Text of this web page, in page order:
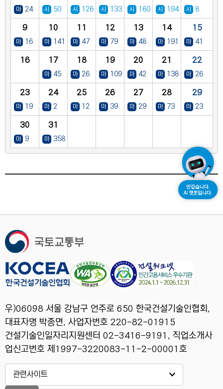
마감
24 시작
50 시작126 시작133 시작160 시작194 시작
8
9
마감
16
10
마감
141
11
마감
47
12
마감
79
13
마감
48
14
마감
191
15
마감
41
16 17
마감
45
18
마감
26
19
마감109
20
마감
42
21
마감138
22
마감
26
23
마감
19
24
마감
2
25
마감
12
26
마감
39
27
마감
29
28
마감
73
29
마감
23
30
마감
9
31
마감358
우)06098 서울 강남구 언주로 650 한국건설기술인협회,
대표자명 박종면, 사업자번호 220-82-01915
건설기술인일자리지원센터 02-3416-9191, 직업소개사
업신고번호 제1997-3220083-11-2-00001호